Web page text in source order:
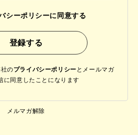
シーポリシーに同意する
のプライバシーポリシー と メールマガ
に同意したことになります
メルマガ解除